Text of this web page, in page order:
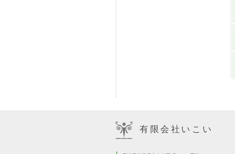
有限会社いこい